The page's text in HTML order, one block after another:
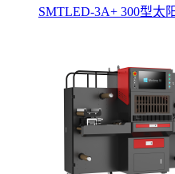
SMTLED-3A+ 300型太